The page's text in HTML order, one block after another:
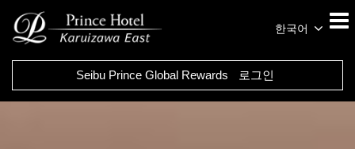
한국어
Seibu Prince Global Rewards 로그인